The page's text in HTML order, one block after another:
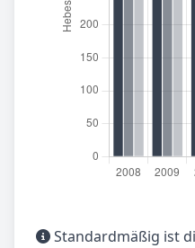
Standardmäßig ist